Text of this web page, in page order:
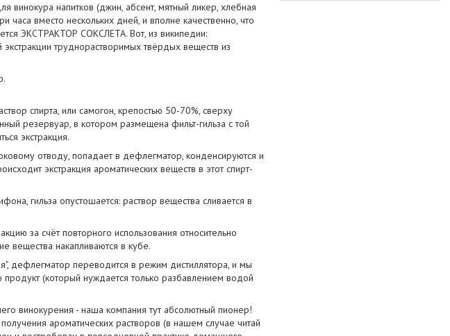
винокура напитков (джин, абсент, мятный ликер, хлебная
вместо нескольких дней, и вполне качественно, что
ЭКСТРАКТОР СОКСЛЕТА. Вот, из википедии:
труднорастворимых твёрдых веществ из
спирта, или самогон, крепостью 50-70%, сверху
резервуар, в котором размещена фильт-гильза с той
экстракция.
отводу, попадает в дефлегматор, конденсируются и
экстракция ароматических веществ в этот спирт-
гильза опустошается: раствор вещества сливается в
за счёт повторного использования относительно
вещества накапливаются в кубе.
дефлегматор переводится в режим дистиллятора, и мы
(который нуждается только разбавлением водой
винокурения - наша компания тут абсолютный пионер!
ароматических растворов (в нашем случае читай